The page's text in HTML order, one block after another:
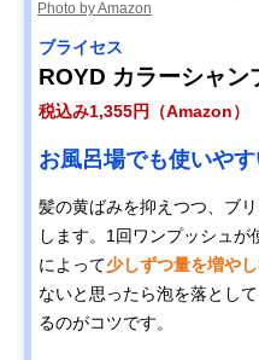
Photo by Amazon
ブライセス
ROYD カラーシャン
税込み1,355円（Amazon）
お風呂場でも使いや
髪の黄ばみを抑えつつ、ブ
します。1回ワンプッシュが
によって少しずつ量を増や
ないと思ったら泡を落とし
るのがコツです。